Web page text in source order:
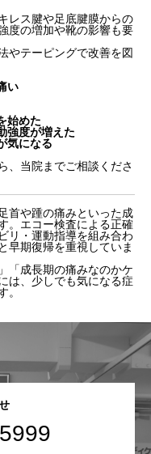
レス腱や足底腱膜からの
度の増加や靴の影響も要
やテーピングで改善を図
い
始めた
強度が増えた
気になる
、当院までご相談くださ
首や踵の痛みといった成
。エコー検査による正確
リ・運動指導を組み合わ
早期復帰を重視していま
「成長期の痛みなのかケ
は、少しでも気になる症
。